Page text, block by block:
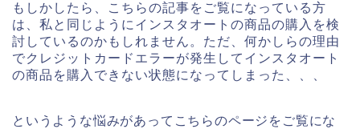
もしかしたら、こちらの記事をご覧になっている方
は、私と同じようにインスタオートの商品の購入を検
討しているのかもしれません。ただ、何かしらの理由
でクレジットカードエラーが発生してインスタオート
の商品を購入できない状態になってしまった、、、
というような悩みがあってこちらのページをご覧にな